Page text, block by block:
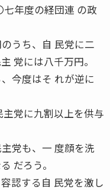
年度の経団連 の政
うち、自 民党に二
党には八千万円。
今度はそ れが逆に
党に九割以上を供与
党も、一 度顔を洗
だろう。
認する自 民党を激し